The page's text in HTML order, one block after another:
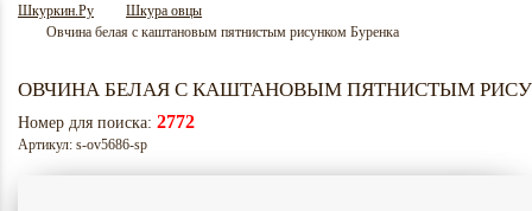
Шкуркин.Ру
Шкура овцы
Овчина белая с каштановым пятнистым рисунком Буренка
ОВЧИНА БЕЛАЯ С КАШТАНОВЫМ ПЯТНИСТЫМ
Номер для поиска: 2772
Артикул: s-ov5686-sp